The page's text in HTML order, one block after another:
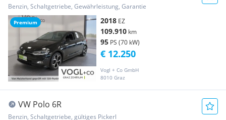
Premium
Benzin, Schaltgetriebe, Gewährleistung, Garantie
2018 EZ
109.910 km
95 PS (70 kW)
Vogl + Co GmbH
8010 Graz
€ 12.250
VW Polo 6R
Benzin, Schaltgetriebe, gültiges Pickerl